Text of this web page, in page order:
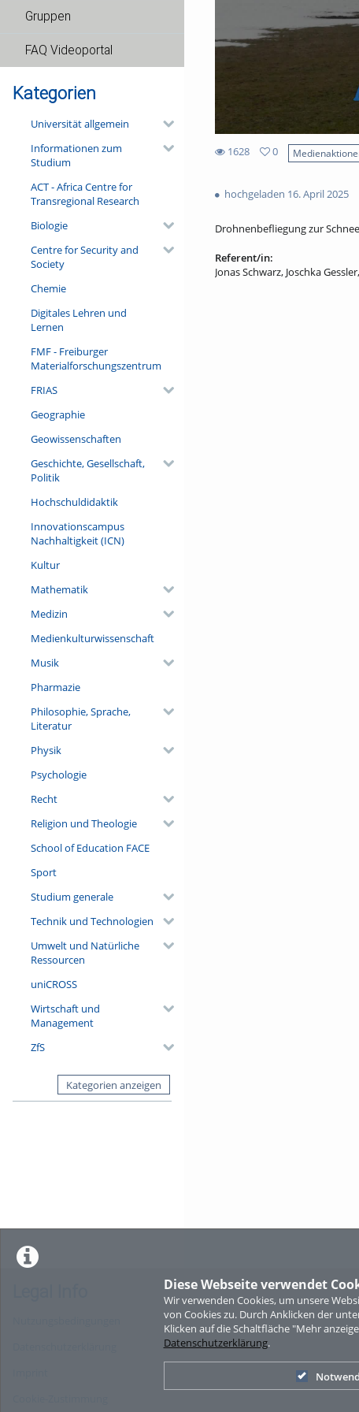
Diese Webseite verwendet
Wir verwenden Cookies, um unsere
von Cookies zu. Durch Anklicken der
Klicken auf die Schaltfläche "Mehr
Datenschutzerklärung.
Gruppen
FAQ Videoportal
Kategorien
Universität allgemein
Informationen zum
Studium
ACT - Africa Centre for
Transregional Research
Biologie
Centre for Security and
Society
Chemie
Digitales Lehren und
Lernen
FMF - Freiburger
Materialforschungszentrum
FRIAS
Geographie
Geowissenschaften
Geschichte, Gesellschaft,
Politik
Hochschuldidaktik
Innovationscampus
Nachhaltigkeit (ICN)
Kultur
Mathematik
Medizin
Medienkulturwissenschaft
Musik
Pharmazie
Philosophie, Sprache,
Literatur
Physik
Psychologie
Recht
Religion und Theologie
School of Education FACE
Sport
Studium generale
Technik und Technologien
Umwelt und Natürliche
Ressourcen
uniCROSS
Wirtschaft und
Management
ZfS
Kategorien anzeigen
1628
views
0
hochgeladen 16. April 2025
Drohnenbefliegung zur
Referent/in:
Jonas Schwarz, Joschka